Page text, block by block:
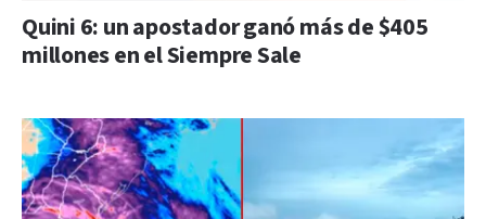
Quini 6: un apostador ganó más de $405
millones en el Siempre Sale